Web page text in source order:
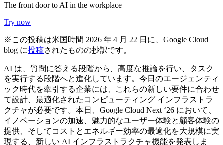
The front door to AI in the workplace
Try now
※この投稿は米国時間 2026 年 4 月 22 日に、Google Cloud
blog に投稿されたものの抄訳です。
AI は、質問に答える段階から、高度な推論を行い、タスク
を実行する段階へと進化しています。今日のエージェンティ
ック時代を牽引する企業には、これらの新しい要件に合わせ
て設計、最適化されたコンピューティング インフラストラ
クチャが必要です。本日、Google Cloud Next ‘26 において、
イノベーションの加速、魅力的なユーザー体験と顧客体験の
提供、そしてコストとエネルギー効率の最適化を大規模に実
現する、新しい AI インフラストラクチャ機能を発表しま